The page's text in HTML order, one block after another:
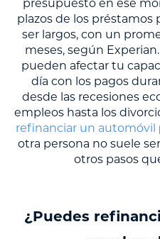
presupuesto en ese
plazos de los
ser largos, con un
meses, según
pueden afectar tu
día con los pagos
desde las recesiones
empleos hasta los
refinanciar un automóvil
otra persona no suele
otros pasos
¿Puedes